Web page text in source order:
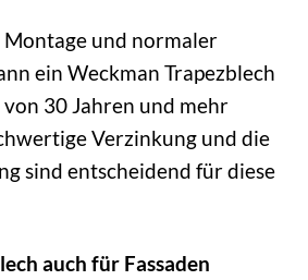
und normaler
ein Weckman Trapezblech
30 Jahren und mehr
Verzinkung und die
sind entscheidend für diese
auch für Fassaden